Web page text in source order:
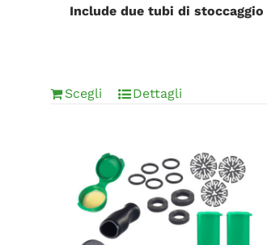
Include due tubi di
Scegli Dettagli